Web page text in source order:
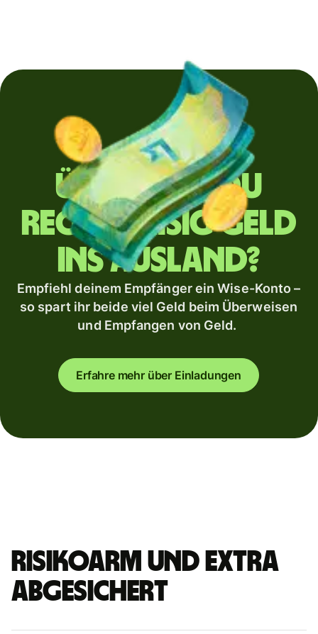
Überweist du
regelmäßig Geld
ins Ausland?
Empfiehl deinem Empfänger ein Wise-Konto –
so spart ihr beide viel Geld beim Überweisen
und Empfangen von Geld.
Erfahre mehr über Einladungen
Risikoarm und extra
abgesichert